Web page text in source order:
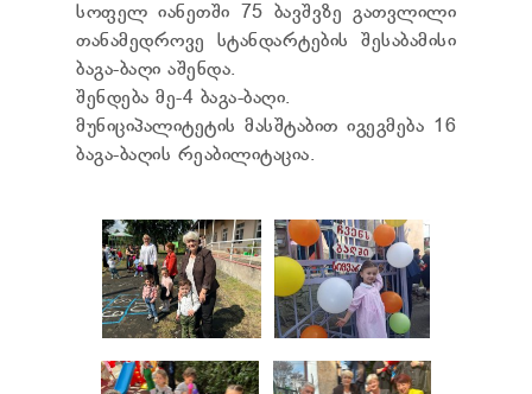
სოფელ იანეთში 75 ბავშვზე გათვლილი
თანამედროვე სტანდარტების შესაბამისი
ბაგა-ბაღი აშენდა.
შენდება მე-4 ბაგა-ბაღი.
მუნიციპალიტეტის მასშტაბით იგეგმება 16
ბაგა-ბაღის რეაბილიტაცია.